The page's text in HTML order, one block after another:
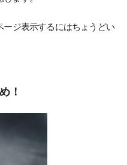
ージ表示するにはちょうどい
！